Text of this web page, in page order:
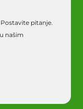
pitanje.
našim